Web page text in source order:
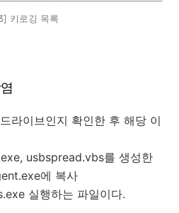
키로깅 목록
라이브인지 확인한 후 해당 이
usbspread.vbs를 생성한
에 복사
실행하는 파일이다.